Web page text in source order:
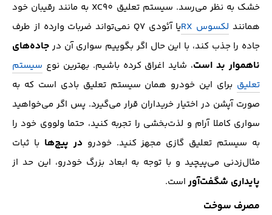
خشک به نظر می‌رسد. سیستم تعلیق XC90 به مانند رقیبان خود
همانند لکسوس RX
یا آئودی Q7‌ نمی‌تواند ضربات وارده از طرف
جاده را جذب کند، با این حال اگر بگوییم سواری آن درجاده‌های
ناهموار بد است، شاید اغراق کرده باشیم. بهترین نوع سیستم
تعلیق برای این خودرو همان سیستم تعلیق بادی است که به
صورت آپشن در اختیار خریداران قرار می‌گیرد. پس اگر می‌خواهید
سواری کاملا آرام و لذت‌بخشی را تجربه کنید، حتما ولووی خود را
به سیستم تعلیق گازی مجهز کنید. خودرودر پیچ‌ها با ثبات
مثال‌زدنی می‌پیچید و با توجه به ابعاد بزرگ خودرو، این حد از
پایداری شگفت‌آوراست.
مصرف سوخت